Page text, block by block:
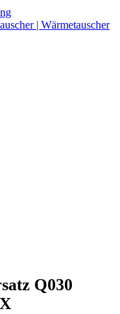
| Wärmetauscher
Q030